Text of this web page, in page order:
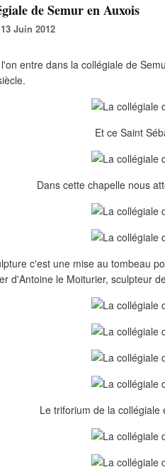
de Semur en Auxois
Juin 2012
entre dans la collégiale de
Et ce Saint
Dans cette chapelle nous
c'est une mise au tombeau
d'Antoine le Moiturier, sculpteur
Le triforium de la